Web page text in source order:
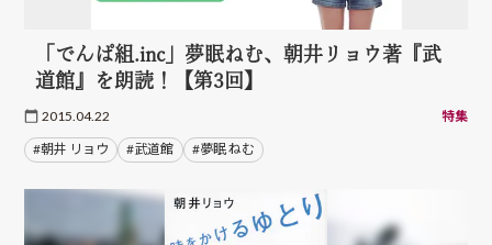
「でんぱ組.inc」夢眠ねむ、朝井リョウ著『武
道館』を朗読！【第3回】
2015.04.22 特集
#朝井 リョウ #武道館 #夢眠 ねむ